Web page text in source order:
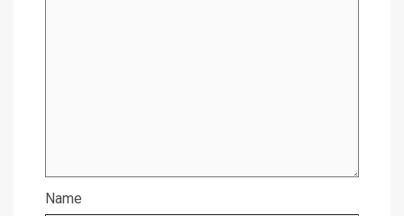
Name